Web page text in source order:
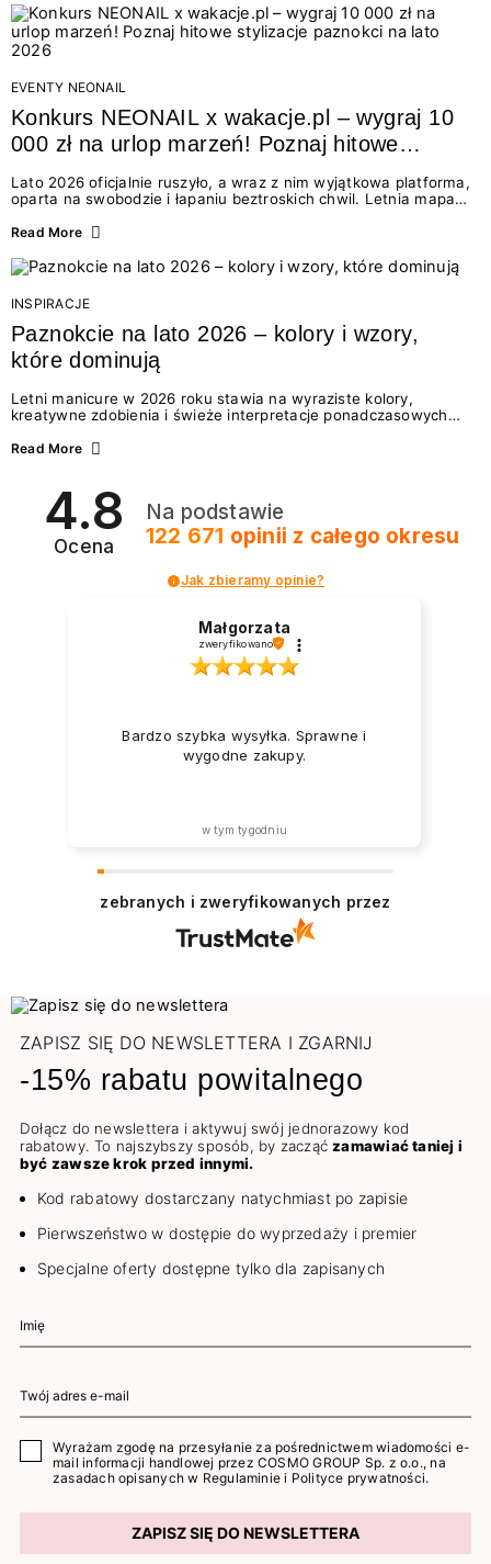
zmysłami: przez soczysty kolor, aksamitną teksturę,
orzeźwiający zapach i słodki akcent na podniebieniu. Tego lata
NEONAIL łączy siły z marką Willisch, tworząc unikalny projekt
na styku jedzenia i piękna....
EVENTY NEONAIL
Konkurs NEONAIL x wakacje.pl – wygraj 10
000 zł na urlop marzeń! Poznaj hitowe
Lato 2026 oficjalnie ruszyło, a wraz z nim wyjątkowa platforma,
oparta na swobodzie i łapaniu beztroskich chwil. Letnia mapa
doświadczenia wakacji – od spontanicznych wyjazdów, przez
Motywem przewodnim jest eksplorowanie i kolekcjonowanie
letnich momentów. Z tej okazji przygotowaliśmy coś absolutnie
wyjątkowego: wielki konkurs z wakacje.pl oraz dawkę
najgorętszych trendów w...
Read More
INSPIRACJE
Paznokcie na lato 2026 – kolory i wzory,
które dominują
Letni manicure w 2026 roku stawia na wyraziste kolory,
kreatywne zdobienia i świeże interpretacje ponadczasowych
zarówno energetycznych odcieni inspirowanych wakacjami, jak
2026? Znajdź inspirację dla swojego manicure!
Read More
4.8
Ocena
Na podstawie
122 671 opinii z całego okresu
Jak zbieramy opinie?
Małgorzata
zweryfikowano
Bardzo szybka wysyłka. Sprawne i
wygodne zakupy.
w tym tygodniu
zebranych i zweryfikowanych przez
ZAPISZ SIĘ DO NEWSLETTERA I ZGARNIJ
-15% rabatu powitalnego
Dołącz do newslettera i aktywuj swój jednorazowy kod
rabatowy. To najszybszy sposób, by zacząćzamawiać taniej i
być zawsze krok przed innymi.
Kod rabatowy dostarczany natychmiast po zapisie
Pierwszeństwo w dostępie do wyprzedaży i premier
Specjalne oferty dostępne tylko dla zapisanych
Wyrażam zgodę na przesyłanie za pośrednictwem wiadomości e-
mail informacji handlowej przez COSMO GROUP Sp. z o.o., na
zasadach opisanych w Regulaminie i Polityce prywatności.
ZAPISZ SIĘ DO NEWSLETTERA